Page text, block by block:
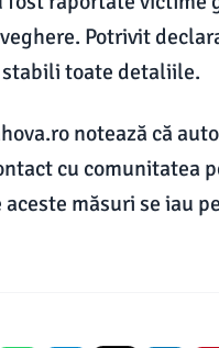
Potrivit
toate detaliile.
notează că
cu comunitatea
aceste măsuri se iau